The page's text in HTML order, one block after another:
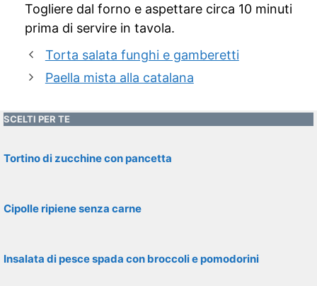
Togliere dal forno e aspettare circa 10 minuti
prima di servire in tavola.
Torta salata funghi e gamberetti
Paella mista alla catalana
SCELTI PER TE
Tortino di zucchine con pancetta
Cipolle ripiene senza carne
Insalata di pesce spada con broccoli e pomodorini